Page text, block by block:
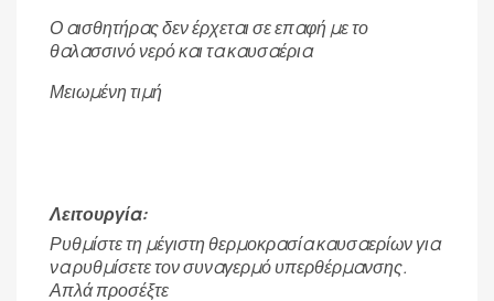
Ο αισθητήρας δεν έρχεται σε επαφή με το
θαλασσινό νερό και τα καυσαέρια
Μειωμένη τιμή
Λειτουργία:
Ρυθμίστε τη μέγιστη θερμοκρασία καυσαερίων για
να ρυθμίσετε τον συναγερμό υπερθέρμανσης.
Απλά προσέξτε